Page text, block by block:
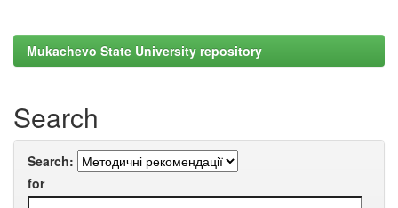
Mukachevo State University repository
Search
Search:
for